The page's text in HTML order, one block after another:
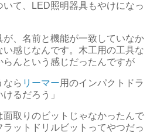
て、LED照明器具もやけになっ
、名前と機能が一致していなか
感じなんです。木工用の工具な
らんという感じだったんですが
なら リーマー用のインパクトドラ
るだろう」
面取りのビットじゃなかったんで
ットドリルビットってやつだっ